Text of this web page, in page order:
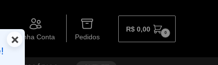
Minha Conta Pedidos
R$ 0,00 0
×